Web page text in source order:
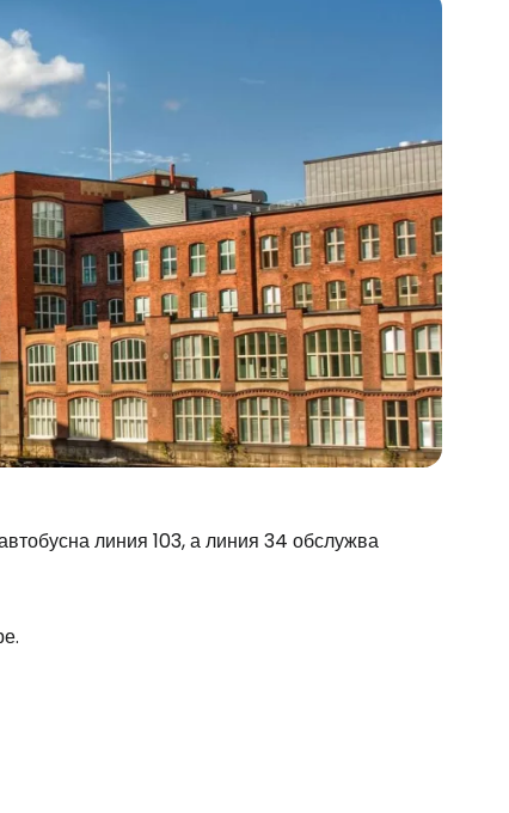
линия 103, а линия 34 обслужва